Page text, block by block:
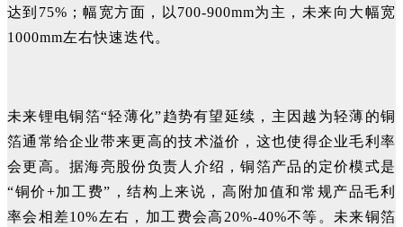
达到75%；幅宽方面，以700-900mm为主，未来向大幅宽
1000mm左右快速迭代。
未来锂电铜箔“轻薄化”趋势有望延续，主因越为轻薄的铜
箔通常给企业带来更高的技术溢价，这也使得企业毛利率
会更高。据海亮股份负责人介绍，铜箔产品的定价模式是
“铜价+加工费”，结构上来说，高附加值和常规产品毛利
率会相差10%左右，加工费会高20%-40%不等。未来铜箔